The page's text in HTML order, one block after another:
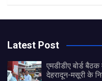
Latest Post
एमडीडीए बोर्ड
देहरादून-मसूरी के